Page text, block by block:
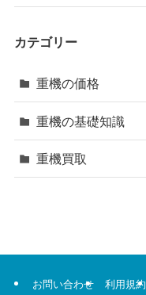
カテゴリー
重機の価格
重機の基礎知識
重機買取
お問い合わせ 利用規約